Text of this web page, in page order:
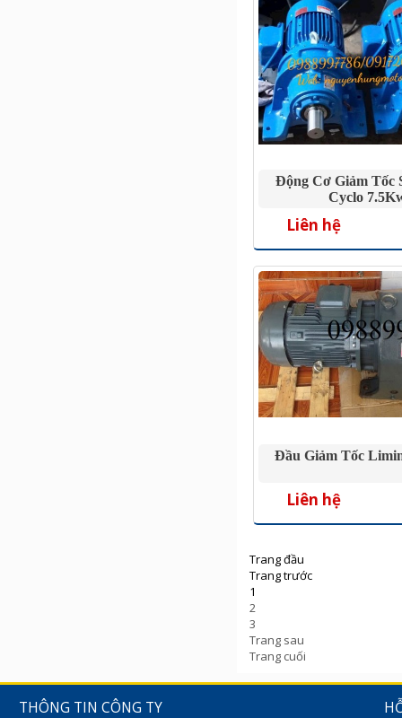
Động Cơ Giảm Tốc
Cyclo
Liên hệ
Đầu Giảm Tốc
Liên hệ
Trang đầu
Trang trước
1
2
3
Trang sau
Trang cuối
THÔNG TIN CÔNG TY